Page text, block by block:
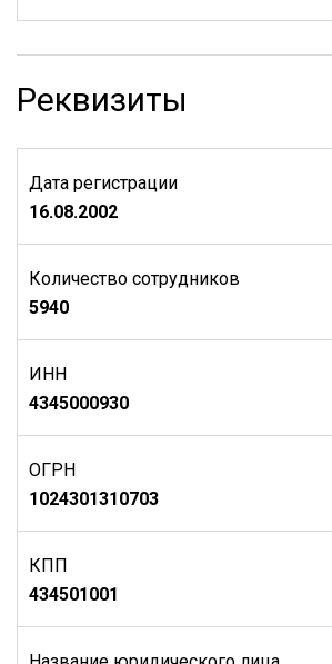
Реквизиты
Дата регистрации
16.08.2002
Количество сотрудников
5940
ИНН
4345000930
ОГРН
1024301310703
КПП
434501001